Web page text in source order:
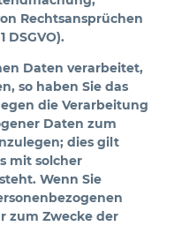
Rechtsansprüchen
DSGVO).
Daten verarbeitet,
so haben Sie das
die Verarbeitung
Daten zum
dies gilt
mit solcher
Wenn Sie
zum Zwecke der